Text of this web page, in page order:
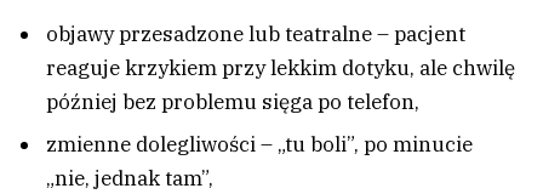
objawy przesadzone lub teatralne – pacjent
reaguje krzykiem przy lekkim dotyku, ale chwilę
później bez problemu sięga po telefon,
zmienne dolegliwości – „tu boli”, po minucie
„nie, jednak tam”,